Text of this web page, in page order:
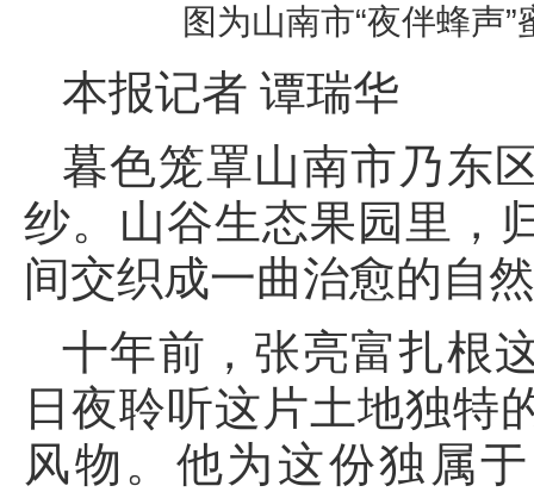
图为山南市“夜伴蜂声
本报记者 谭瑞华
暮色笼罩山南市乃东
纱。山谷生态果园里，
间交织成一曲治愈的自
十年前，张亮富扎根
日夜聆听这片土地独特
风物。他为这份独属